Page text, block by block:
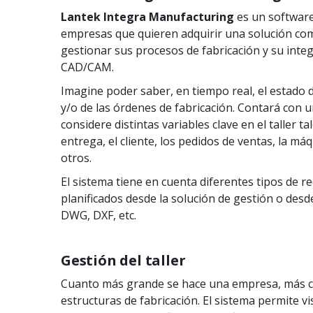
Lantek Integra Manufacturing es un
empresas que quieren adquirir una solución
gestionar sus procesos de fabricación y su
CAD/CAM.
Imagine poder saber, en tiempo real, el estado
y/o de las órdenes de fabricación. Contará con
considere distintas variables clave en el taller
entrega, el cliente, los pedidos de ventas, la
otros.
El sistema tiene en cuenta diferentes tipos de
planificados desde la solución de gestión o
DWG, DXF, etc.
Gestión del taller
Cuanto más grande se hace una empresa, más
estructuras de fabricación. El sistema permite